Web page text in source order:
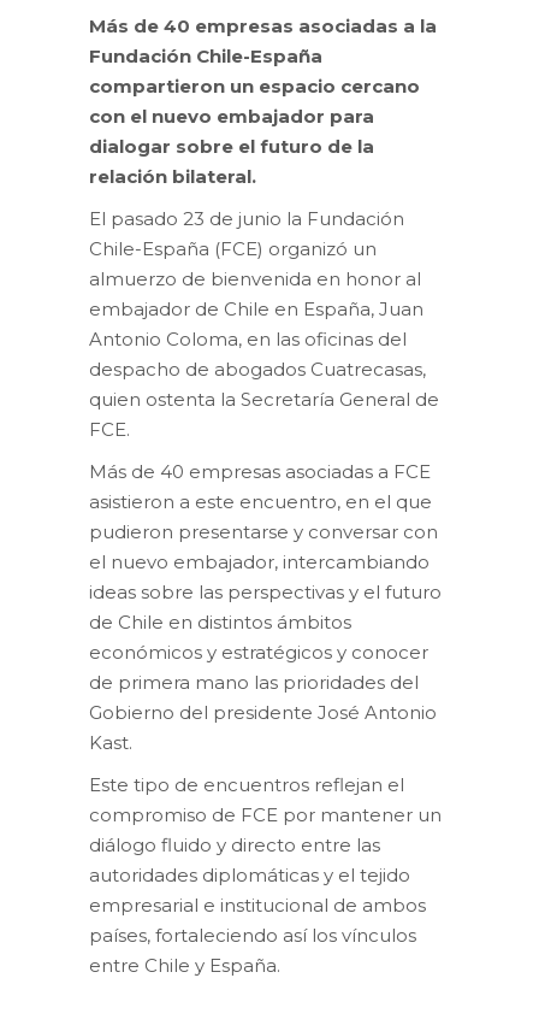
Más de 40 empresas asociadas a la
Fundación Chile-España
compartieron un espacio cercano
con el nuevo embajador para
dialogar sobre el futuro de la
relación bilateral.
El pasado 23 de junio la Fundación
Chile-España (FCE) organizó un
almuerzo de bienvenida en honor al
embajador de Chile en España, Juan
Antonio Coloma, en las oficinas del
despacho de abogados Cuatrecasas,
quien ostenta la Secretaría General de
FCE.
Más de 40 empresas asociadas a FCE
asistieron a este encuentro, en el que
pudieron presentarse y conversar con
el nuevo embajador, intercambiando
ideas sobre las perspectivas y el futuro
de Chile en distintos ámbitos
económicos y estratégicos y conocer
de primera mano las prioridades del
Gobierno del presidente José Antonio
Kast.
Este tipo de encuentros reflejan el
compromiso de FCE por mantener un
diálogo fluido y directo entre las
autoridades diplomáticas y el tejido
empresarial e institucional de ambos
países, fortaleciendo así los vínculos
entre Chile y España.